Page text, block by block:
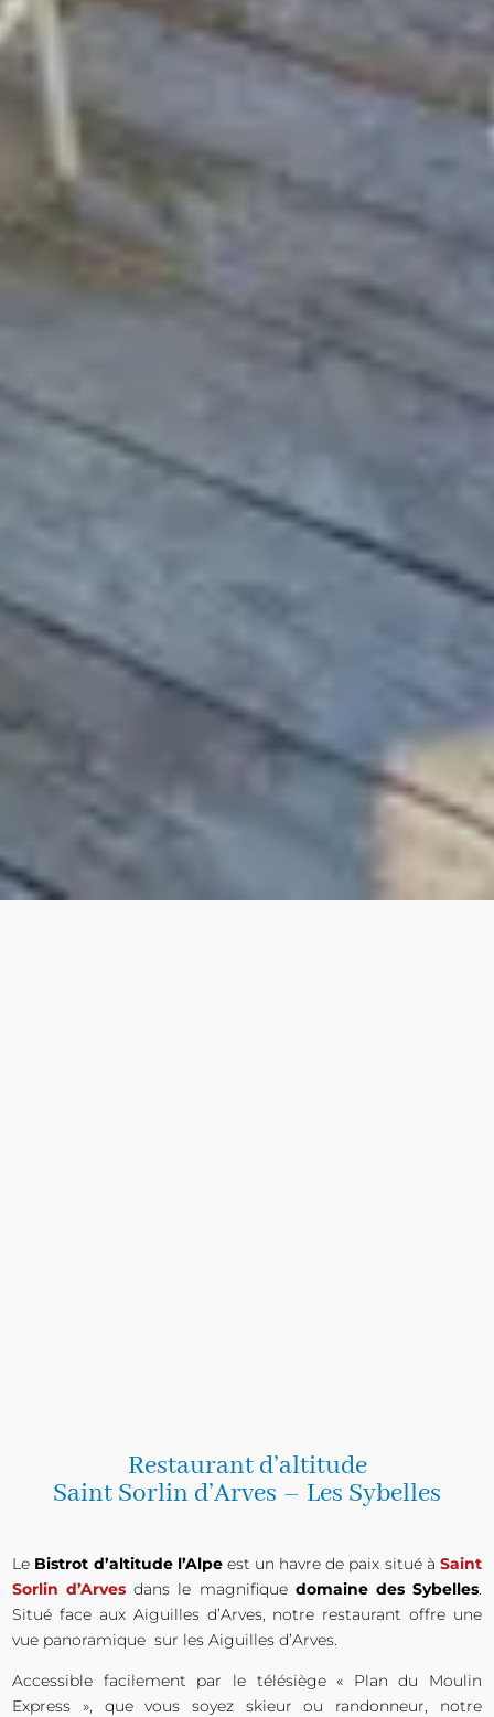
Restaurant d’altitude
Saint Sorlin d’Arves – Les Sybelles
Le Bistrot d’altitude l’Alpeest un havre de paix situé à Saint
Sorlin d’Arves dans le magnifique domaine des Sybelles.
Situé face aux Aiguilles d’Arves, notre restaurant offre une
vue panoramique sur les Aiguilles d’Arves.
Accessible facilement par le télésiège « Plan du Moulin
Express », que vous soyez skieur ou randonneur, notre